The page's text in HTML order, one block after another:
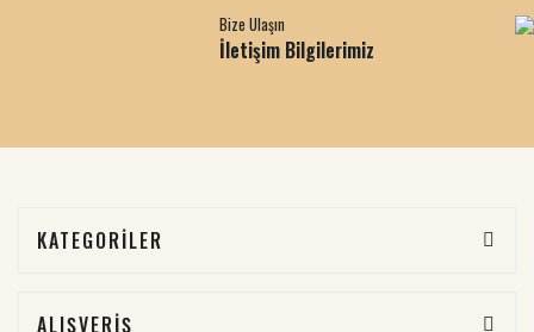
Bize Ulaşın
İletişim Bilgilerimiz
KATEGORİLER
ALIŞVERİŞ